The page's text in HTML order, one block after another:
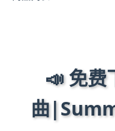
📣 免费
曲